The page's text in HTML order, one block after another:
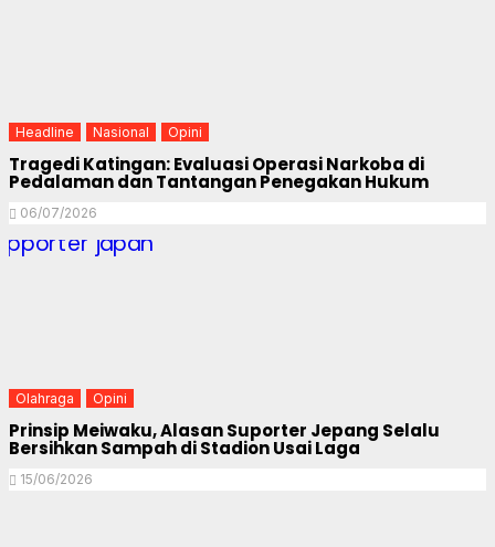
Headline Nasional Opini
Tragedi Katingan: Evaluasi Operasi Narkoba di
Pedalaman dan Tantangan Penegakan Hukum
06/07/2026
Olahraga Opini
Prinsip Meiwaku, Alasan Suporter Jepang Selalu
Bersihkan Sampah di Stadion Usai Laga
15/06/2026